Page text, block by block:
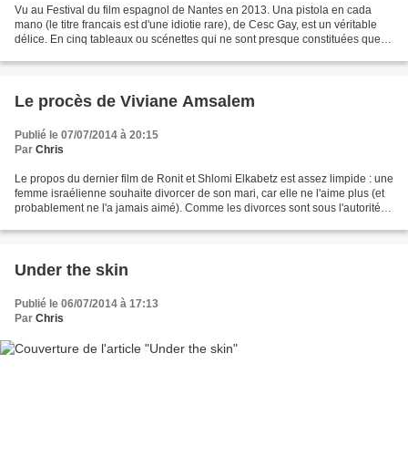
Vu au Festival du film espagnol de Nantes en 2013. Una pistola en cada
mano (le titre francais est d'une idiotie rare), de Cesc Gay, est un véritable
délice. En cinq tableaux ou scénettes qui ne sont presque constituées que
Le procès de Viviane Amsalem
Publié le 07/07/2014 à 20:15
Par Chris
Le propos du dernier film de Ronit et Shlomi Elkabetz est assez limpide : une
femme israélienne souhaite divorcer de son mari, car elle ne l'aime plus (et
probablement ne l'a jamais aimé). Comme les divorces sont sous l'autorité
Under the skin
Publié le 06/07/2014 à 17:13
Par Chris